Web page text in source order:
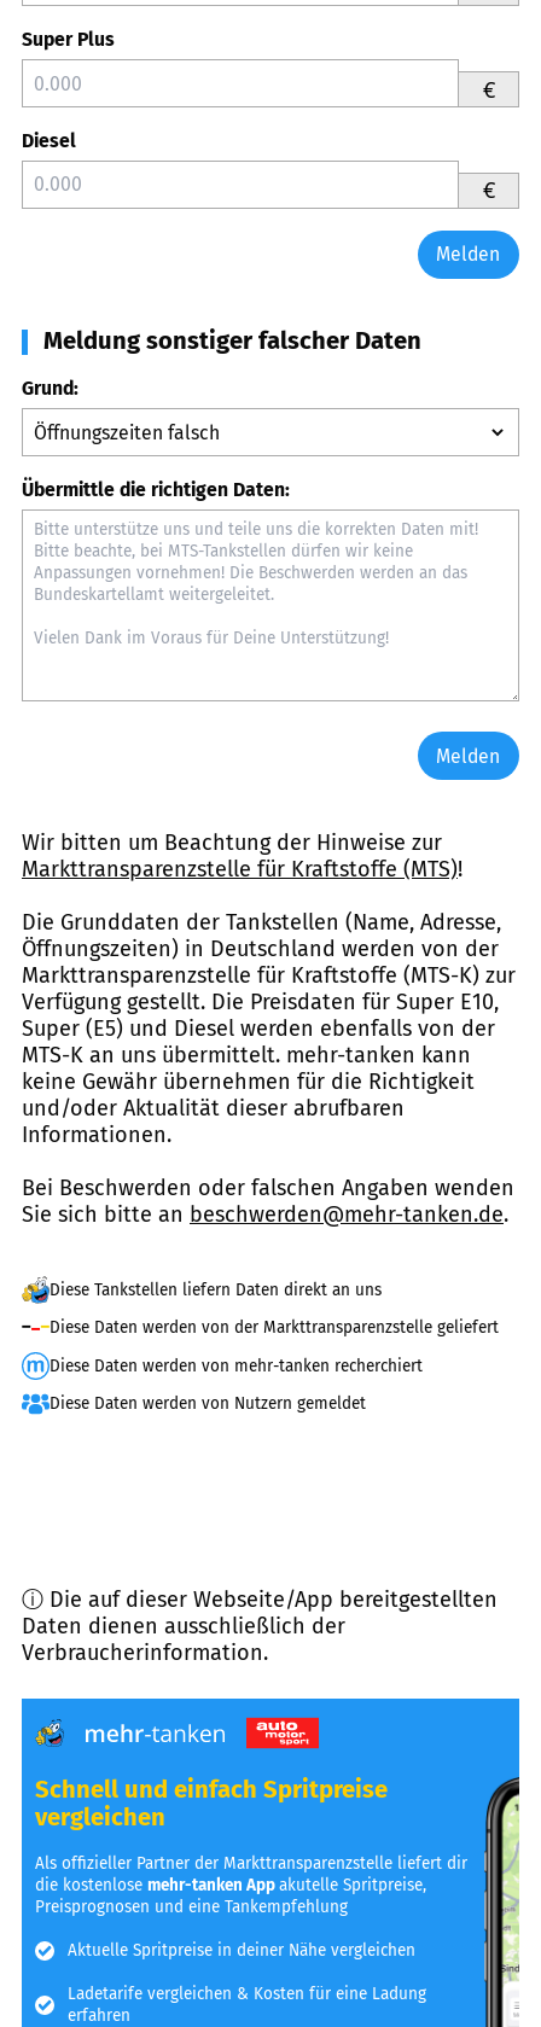
Super Plus
€
Diesel
€
Melden
Meldung sonstiger falscher Daten
Grund:
Übermittle die richtigen Daten:
Melden
Wir bitten um Beachtung der Hinweise zur
Markttransparenzstelle für Kraftstoffe (MTS)!
Die Grunddaten der Tankstellen (Name, Adresse,
Öffnungszeiten) in Deutschland werden von der
Markttransparenzstelle für Kraftstoffe (MTS-K) zur
Verfügung gestellt. Die Preisdaten für Super E10,
Super (E5) und Diesel werden ebenfalls von der
MTS-K an uns übermittelt. mehr-tanken kann
keine Gewähr übernehmen für die Richtigkeit
und/oder Aktualität dieser abrufbaren
Informationen.
Bei Beschwerden oder falschen Angaben wenden
Sie sich bitte an beschwerden@mehr-tanken.de.
Diese Tankstellen liefern Daten direkt an uns
Diese Daten werden von der Markttransparenzstelle geliefert
Diese Daten werden von mehr-tanken recherchiert
Diese Daten werden von Nutzern gemeldet
ⓘ Die auf dieser Webseite/App bereitgestellten
Daten dienen ausschließlich der
Verbraucherinformation.
Schnell und einfach Spritpreise
vergleichen
Als offizieller Partner der Markttransparenzstelle liefert dir
die kostenlosemehr-tanken Appakutelle Spritpreise,
Preisprognosen und eine Tankempfehlung
Aktuelle Spritpreise in deiner Nähe vergleichen
Ladetarife vergleichen & Kosten für eine Ladung
erfahren